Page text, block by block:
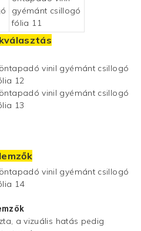
a vizuális hatás pedig